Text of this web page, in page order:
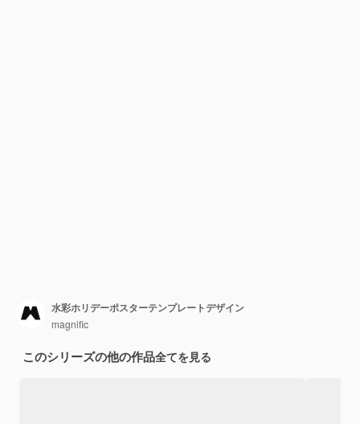
水彩ホリデーポスターテンプレートデザイン
magnific
このシリーズの他の作品全てを見る